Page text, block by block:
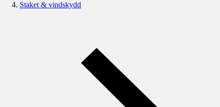
Staket & vindskydd